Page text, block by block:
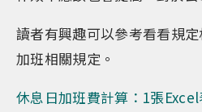
讀者有興趣可以參考看看規
加班相關規定。
休息日加班費計算：1張